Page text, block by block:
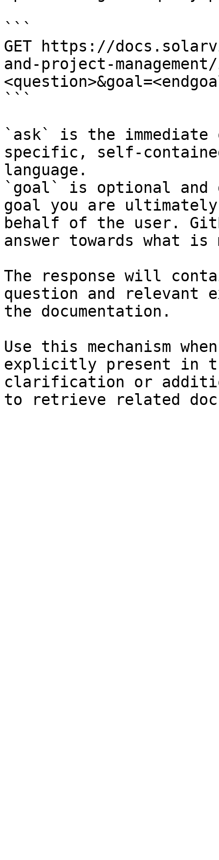
```
GET https://
and-project-
```
`ask` is the
specific, self-
language.
`goal` is optional and
goal you are
behalf of the user.
answer towards what
The response will
question and relevant
the documentation.
Use this mechanism
explicitly present in
clarification or